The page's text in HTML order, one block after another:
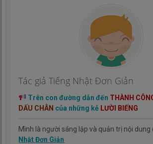
Tác giả Tiếng Nhật Đơn Giản
Trên con đường dẫn đến THÀNH
DẤU CHÂN của những kẻ LƯỜI BIẾNG
Mình là người sáng lập và quản trị nội dung
Nhật Đơn Giản